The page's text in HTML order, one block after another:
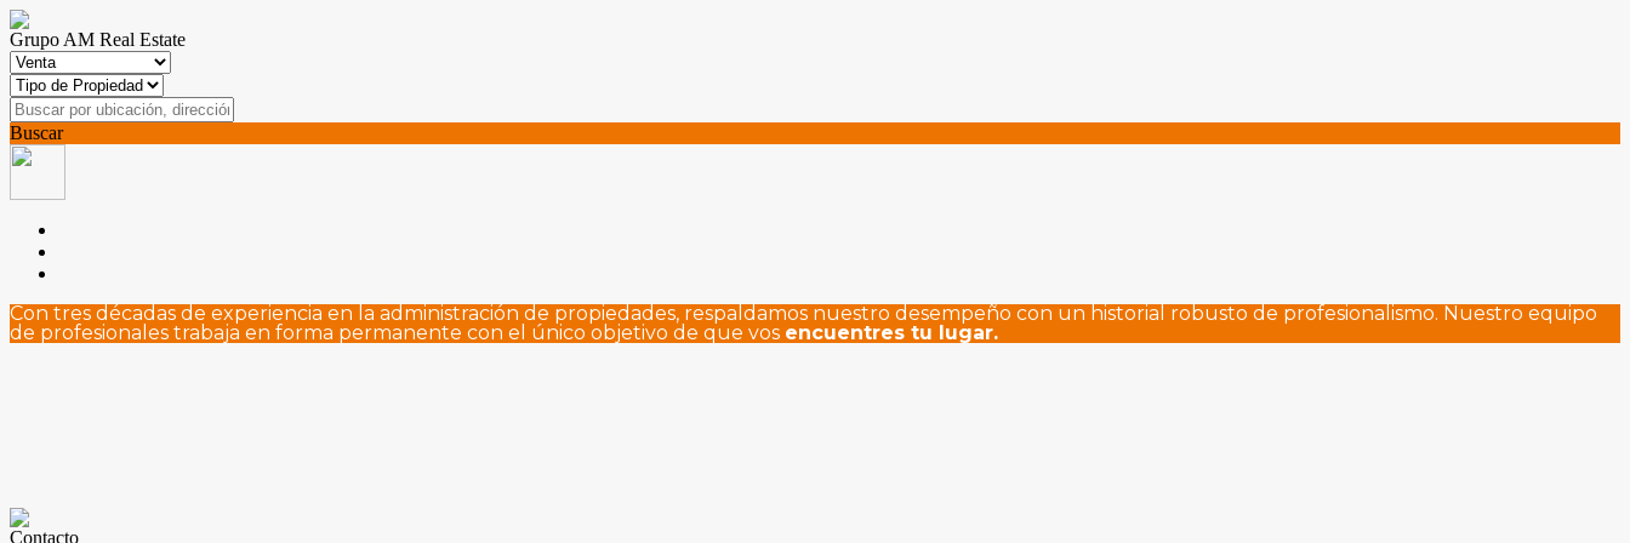
Grupo AM Real Estate
Buscar
Con tres décadas de experiencia en la administración de propiedades, respaldamos nuestro desempeño con un historial robusto de profesionalismo. Nuestro equipo
de profesionales trabaja en forma permanente con el único objetivo de que vos encuentres tu lugar.
Contacto